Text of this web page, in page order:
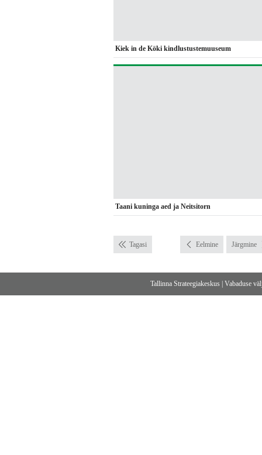
Kiek in de Köki kindlustustemuuseum
Taani kuninga aed ja Neitsitorn
Tagasi Eelmine Järgmine
Tallinna Strateegiakeskus Vabaduse